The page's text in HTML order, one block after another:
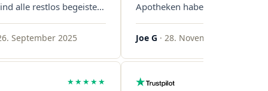
alle restlos begeistert.
September 2025
Apotheken haben das nur zwei
gemacht. Bleibt so!"
Joe G · 28. November 2025
★★★★★